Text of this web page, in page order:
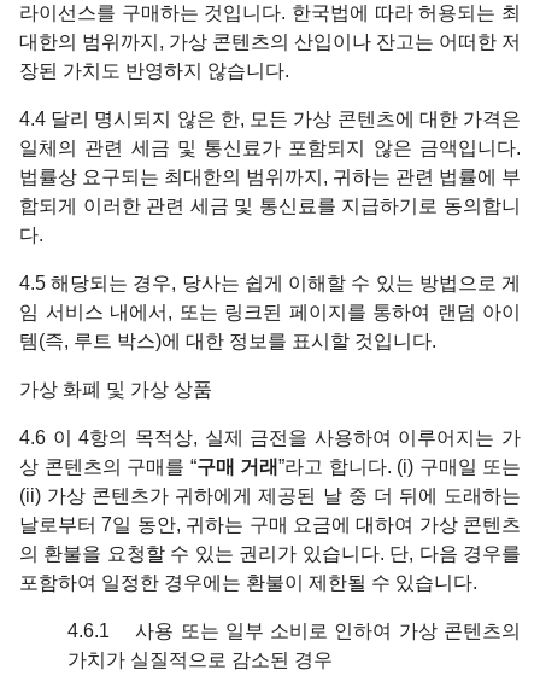
라이선스를 구매하는 것입니다. 한국법에 따라 허용되는 최
대한의 범위까지, 가상 콘텐츠의 산입이나 잔고는 어떠한 저
장된 가치도 반영하지 않습니다.
4.4 달리 명시되지 않은 한, 모든 가상 콘텐츠에 대한 가격은
일체의 관련 세금 및 통신료가 포함되지 않은 금액입니다.
법률상 요구되는 최대한의 범위까지, 귀하는 관련 법률에 부
합되게 이러한 관련 세금 및 통신료를 지급하기로 동의합니
다.
4.5 해당되는 경우, 당사는 쉽게 이해할 수 있는 방법으로 게
임 서비스 내에서, 또는 링크된 페이지를 통하여 랜덤 아이
템(즉, 루트 박스)에 대한 정보를 표시할 것입니다.
가상 화폐 및 가상 상품
4.6 이 4항의 목적상, 실제 금전을 사용하여 이루어지는 가
상 콘텐츠의 구매를 “구매 거래”라고 합니다. (i) 구매일 또는
(ii) 가상 콘텐츠가 귀하에게 제공된 날 중 더 뒤에 도래하는
날로부터 7일 동안, 귀하는 구매 요금에 대하여 가상 콘텐츠
의 환불을 요청할 수 있는 권리가 있습니다. 단, 다음 경우를
포함하여 일정한 경우에는 환불이 제한될 수 있습니다.
4.6.1 사용 또는 일부 소비로 인하여 가상 콘텐츠의
가치가 실질적으로 감소된 경우